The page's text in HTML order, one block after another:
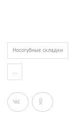
Носогубные складки
...